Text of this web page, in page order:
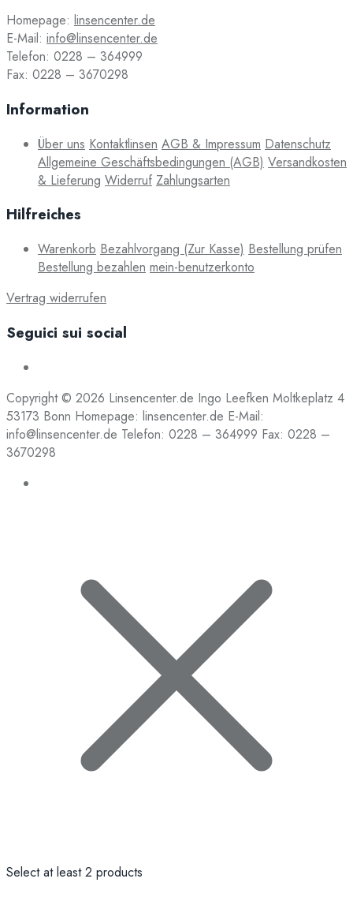
Homepage: linsencenter.de
E-Mail: info@linsencenter.de
Telefon: 0228 – 364999
Fax: 0228 – 3670298
Information
Über uns Kontaktlinsen AGB & Impressum Datenschutz
Allgemeine Geschäftsbedingungen (AGB) Versandkosten
& Lieferung Widerruf Zahlungsarten
Hilfreiches
Warenkorb Bezahlvorgang (Zur Kasse) Bestellung prüfen
Bestellung bezahlen mein-benutzerkonto
Vertrag widerrufen
Seguici sui social
Copyright © 2026 Linsencenter.de Ingo Leefken Moltkeplatz 4
53173 Bonn Homepage: linsencenter.de E-Mail:
info@linsencenter.de Telefon: 0228 – 364999 Fax: 0228 –
3670298
Select at least 2 products